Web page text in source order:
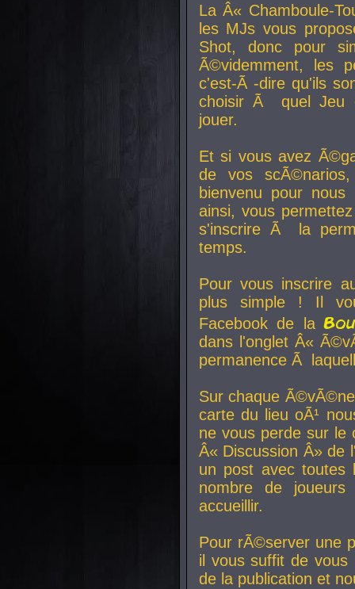
La Â« Chamboule-
les MJs vous
Shot, donc pour
Ã©videmment, les
c'est-Ã -dire qu'ils
choisir Ã quel Jeu
jouer.
Et si vous avez
de vos
bienvenu pour
ainsi, vous
s'inscrire Ã la
temps.
Pour vous inscrire
plus simple ! Il
Facebook de la
dans l'onglet Â«
permanence Ã
Sur chaque
carte du lieu oÃ¹
ne vous perde sur le
Â« Discussion Â» de
un post avec toutes
nombre de
accueillir.
Pour rÃ©server une
il vous suffit de vous
de la publication et